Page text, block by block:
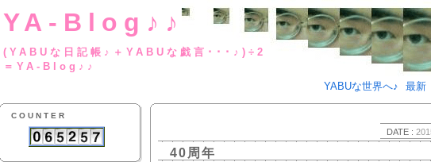
YA-Blog♪♪
(YABUな日記帳♪＋YABUな戯言･･
＝YA-Blog♪♪
YABUな世界へ♪
最新
COUNTER
DATE :
40周年